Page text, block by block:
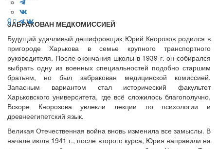
ЗАБРАКОВАН МЕДКОМИССИЕЙ
Будущий удачливый дешифровщик Юрий Кнорозов родился в
пригороде Харькова в семье крупного транспортного
руководителя. После окончания школы в 1939 г. он собирался
выбрать одну из военных специальностей подобно старшим
братьям, но был забракован медицинской комиссией.
Запасным вариантом стал исторический факультет
Харьковского университета, где всё сложилось благополучно.
Вскоре Кнорозова увлекли лекции по психологии и
древнеегипетский язык.
Великая Отечественная война вновь изменила все замыслы. В
начале июля 1941 г., после второго курса, Юрия направили на